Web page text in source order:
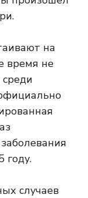
на
время не
году.
случаев